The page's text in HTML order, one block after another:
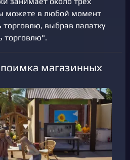
можете в любой момент
выбрав палатку
торговлю".
магазинных